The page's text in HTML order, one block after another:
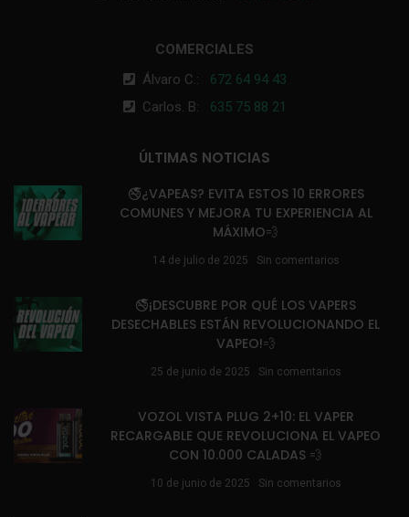
COMERCIALES
Álvaro C.: 672 64 94 43
Carlos. B: 635 75 88 21
ÚLTIMAS NOTICIAS
🚭¿VAPEAS? EVITA ESTOS 10 ERRORES
COMUNES Y MEJORA TU EXPERIENCIA AL
MÁXIMO💨
14 de julio de 2025 Sin comentarios
🚭¡DESCUBRE POR QUÉ LOS VAPERS
DESECHABLES ESTÁN REVOLUCIONANDO EL
VAPEO!💨
25 de junio de 2025 Sin comentarios
VOZOL VISTA PLUG 2+10: EL VAPER
RECARGABLE QUE REVOLUCIONA EL VAPEO
CON 10.000 CALADAS 💨
10 de junio de 2025 Sin comentarios